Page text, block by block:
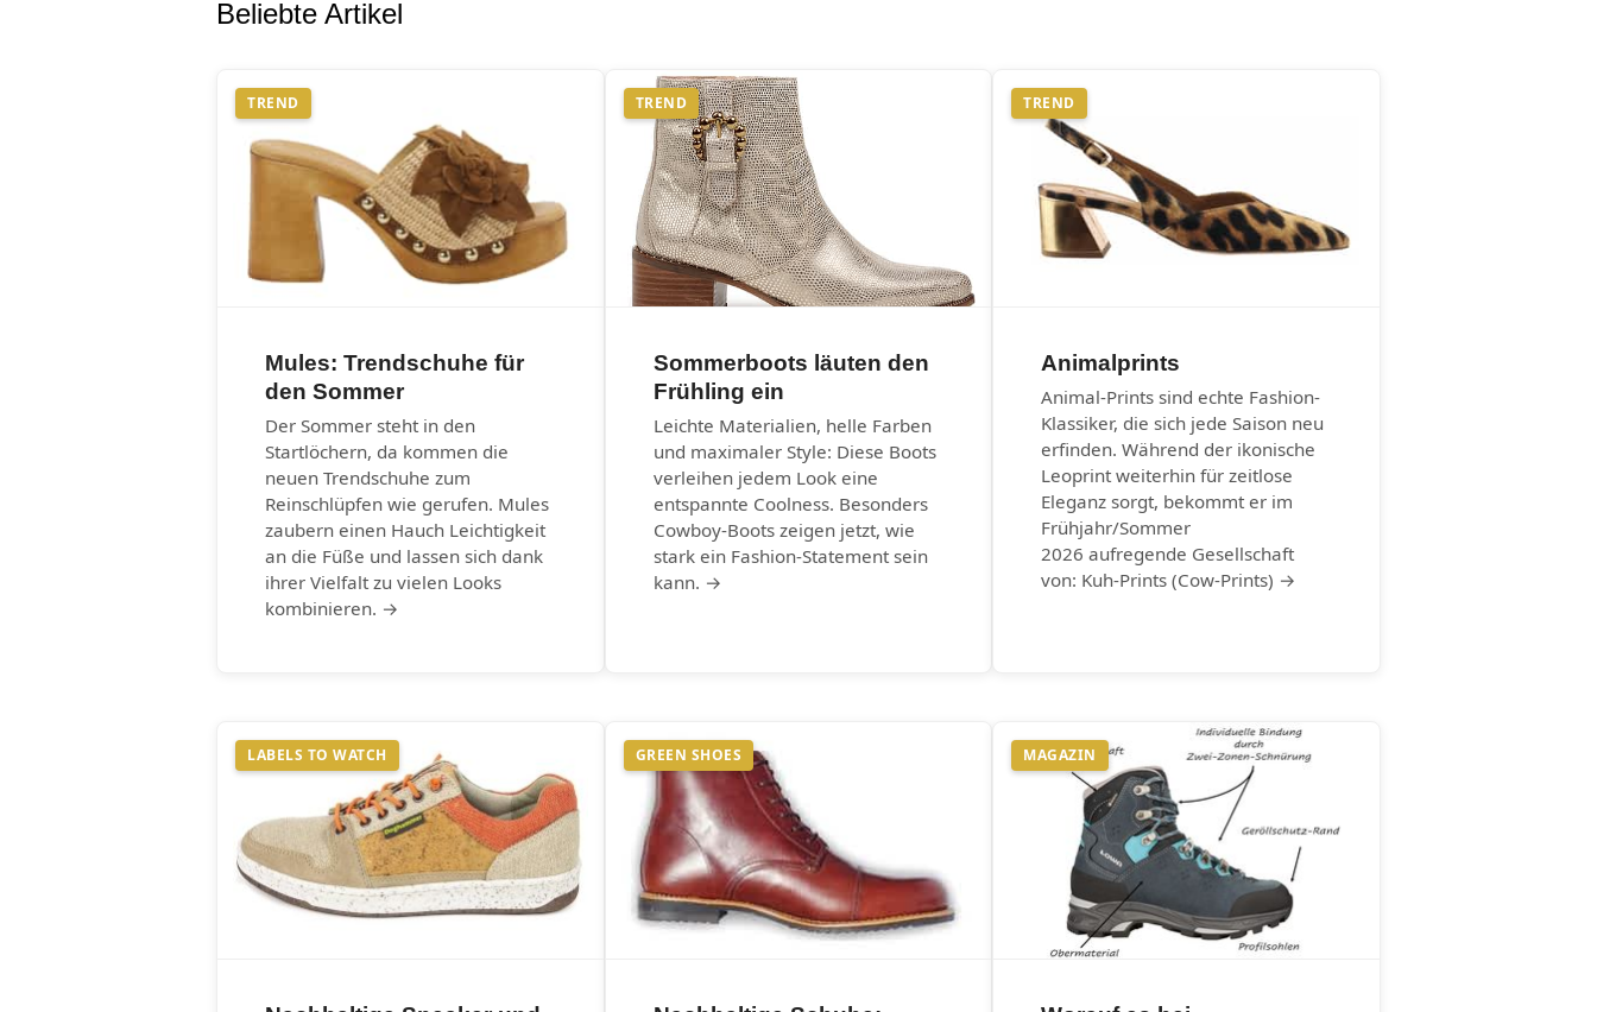
Beliebte Artikel
TREND
Mules: Trendschuhe für
den Sommer
Der Sommer steht in den
Startlöchern, da kommen die
neuen Trendschuhe zum
Reinschlüpfen wie gerufen. Mules
zaubern einen Hauch Leichtigkeit
an die Füße und lassen sich dank
ihrer Vielfalt zu vielen Looks
kombinieren. →
TREND
Sommerboots läuten den
Frühling ein
Leichte Materialien, helle Farben
und maximaler Style: Diese Boots
verleihen jedem Look eine
entspannte Coolness. Besonders
Cowboy-Boots zeigen jetzt, wie
stark ein Fashion-Statement sein
kann. →
TREND
Animalprints
Animal-Prints sind echte Fashion-
Klassiker, die sich jede Saison neu
erfinden. Während der ikonische
Leoprint weiterhin für zeitlose
Eleganz sorgt, bekommt er im
Frühjahr/Sommer
2026 aufregende Gesellschaft
von: Kuh-Prints (Cow-Prints) →
LABELS TO WATCH GREEN SHOES MAGAZIN